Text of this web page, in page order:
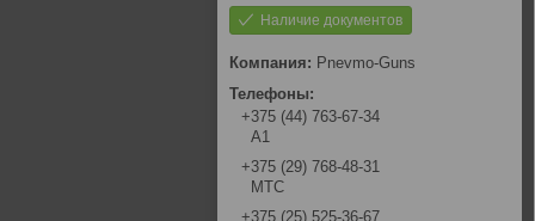
Наличие документов
Pnevmo-Guns
+375 (44) 763-67-34
А1
+375 (29) 768-48-31
МТС
+375 (25) 525-36-67